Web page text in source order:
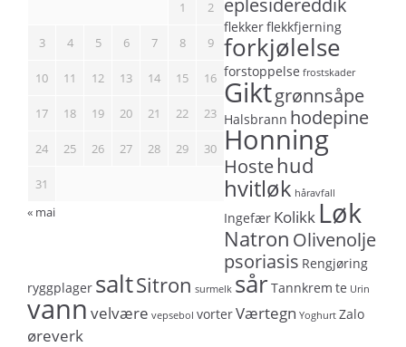
1 2
3 4 5 6 7 8 9
10 11 12 13 14 15 16
17 18 19 20 21 22 23
24 25 26 27 28 29 30
31
« mai
eplesidereddik
flekkerflekkfjerning
forkjølelse
forstoppelse frostskader
Giktgrønnsåpe
Halsbrann hodepine
Honning
Hostehud
hvitløk håravfall
Ingefær Kolikk Løk
Natron Olivenolje
psoriasis Rengjøring
ryggplager saltSitron surmelk sårTannkrem te Urin
vann velvære vepsebol vorterVærtegn Yoghurt Zalo
øreverk